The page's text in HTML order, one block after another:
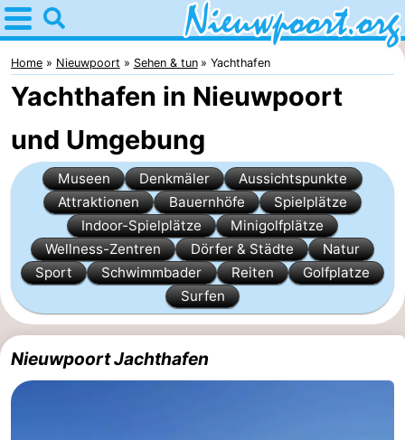
Home
Nieuwpoort
Tipps
Für
kindern
Übernachten
Appartements
Holiday
Nieuwpoort
-
Suites
Ferienhäuser
Home Nieuwpoort Sehen & tun Yachthafen
Yachthafen in Nieuwpoort
und Umgebung
Museen Denkmäler
Aussichtspunkte
Attraktionen
Bauernhöfe
Spielplätze
Indoor-Spielplätze
Minigolfplätze
Wellness-Zentren
Dörfer & Städte
Natur
Sport
Schwimmbader Reiten
Golfplatze
Surfen
Nieuwpoort Jachthafen